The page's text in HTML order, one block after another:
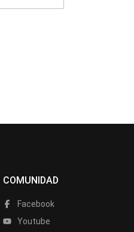
COMUNIDAD
Facebook
Youtube